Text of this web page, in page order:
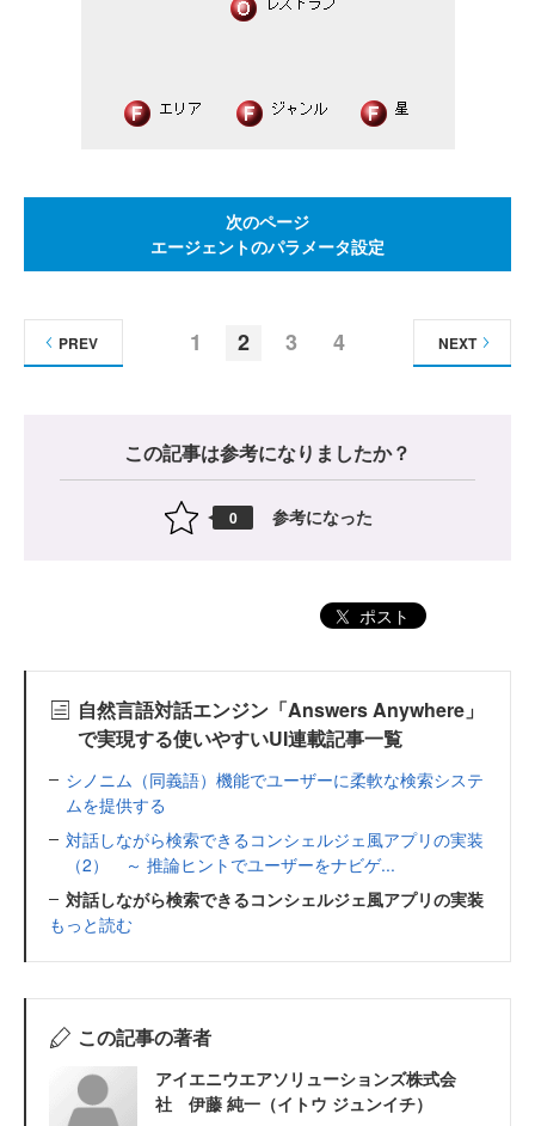
次のページ
エージェントのパラメータ設定
1 2 3 4
PREV NEXT
この記事は参考になりましたか？
0 参考になった
ポスト
自然言語対話エンジン「Answers Anywhere」
で実現する使いやすいUI連載記事一覧
シノニム（同義語）機能でユーザーに柔軟な検索システ
ムを提供する
対話しながら検索できるコンシェルジェ風アプリの実装
（2） ～ 推論ヒントでユーザーをナビゲ...
対話しながら検索できるコンシェルジェ風アプリの実装
もっと読む
この記事の著者
アイエニウエアソリューションズ株式会
社 伊藤 純一（イトウ ジュンイチ）